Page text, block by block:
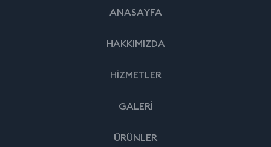
ANASAYFA
HAKKIMIZDA
HİZMETLER
GALERİ
ÜRÜNLER